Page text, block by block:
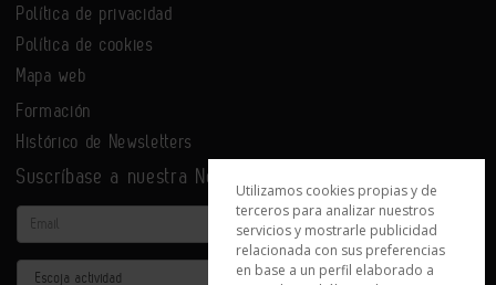
Política de privacidad
Política de cookies
Mapa web
Formación
Histórico de Newsletters
Suscríbase a nuestra Newsletter
Email
Actividad
Utilizamos cookies propias y de
terceros para analizar nuestros
servicios y mostrarle publicidad
relacionada con sus preferencias
en base a un perfil elaborado a